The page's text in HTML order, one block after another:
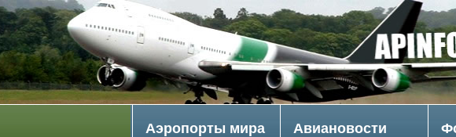
Аэропорты мира Авиановости